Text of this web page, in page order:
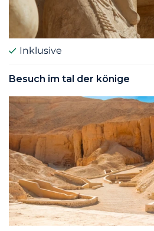
Inklusive
Besuch im tal der könige